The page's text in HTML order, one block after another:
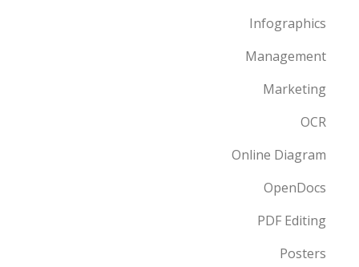
Infographics
Management
Marketing
OCR
Online Diagram
OpenDocs
PDF Editing
Posters